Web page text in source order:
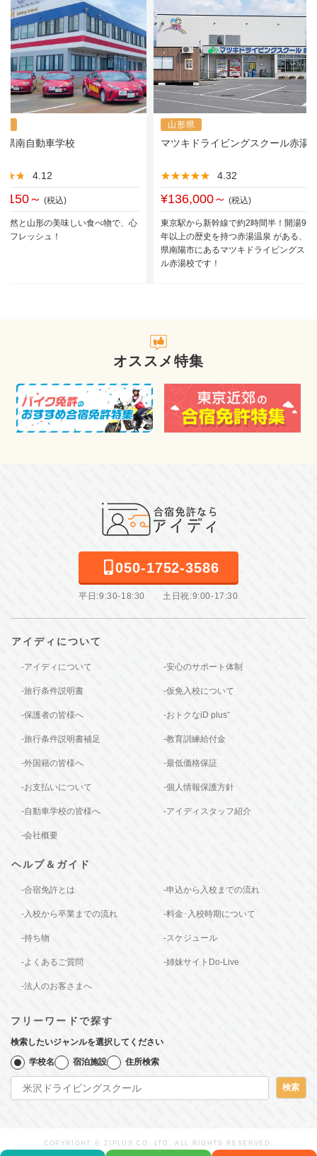
県南自動車学校
4.12
～ (税込)
然と山形の美味しい食べ物で、心
フレッシュ！
山形県
マツキドライビングスクール赤湯
★★★★★
★★★★★ 4.32
¥136,000～ (税込)
東京駅から新幹線で約2時間半！開湯930
年以上の歴史を持つ赤湯温泉 がある、
県南陽市にあるマツキドライビングスク
ル赤湯校です！
オススメ特集
050-1752-3586
平日:9:30-18:30 土日祝:9:00-17:30
アイディについて
-アイディについて -安心のサポート体制
-旅行条件説明書 -仮免入校について
-保護者の皆様へ -おトクなiD plus⁺
-旅行条件説明書補足 -教育訓練給付金
-外国籍の皆様へ -最低価格保証
-お支払いについて -個人情報保護方針
-自動車学校の皆様へ -アイディスタッフ紹介
-会社概要
ヘルプ＆ガイド
-合宿免許とは -申込から入校までの流れ
-入校から卒業までの流れ -料金･入校時期について
-持ち物 -スケジュール
-よくあるご質問 -姉妹サイトDo-Live
-法人のお客さまへ
フリーワードで探す
検索したいジャンルを選択してください
学校名 宿泊施設 住所検索
検索
COPYRIGHT © ZIPLUS CO.,LTD. ALL RIGHTS RESERVED.